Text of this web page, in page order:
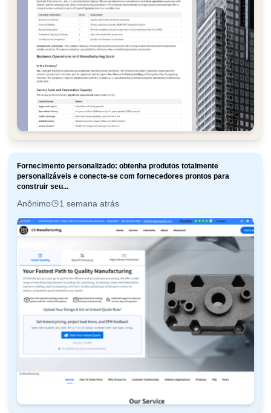
Fornecimento personalizado: obtenha produtos totalmente
personalizáveis e conecte-se com fornecedores prontos para
construir seu...
Anônimo 1 semana atrás